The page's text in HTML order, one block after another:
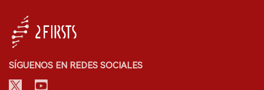
SÍGUENOS EN REDES SOCIALES